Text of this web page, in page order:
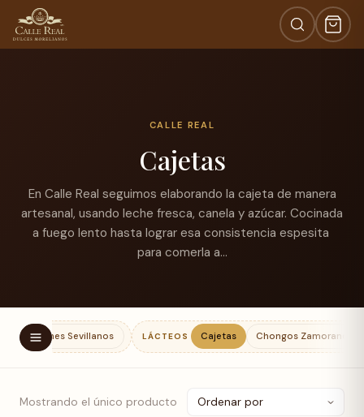
CALLE REAL
Cajetas
En Calle Real seguimos elaborando la cajeta de manera
artesanal, usando leche fresca, canela y azúcar. Cocinada
a fuego lento hasta lograr esa consistencia espesita
para comerla a…
Polvorones Sevillanos LÁCTEOS Cajetas Chongos Zamoranos
Mostrando el único producto